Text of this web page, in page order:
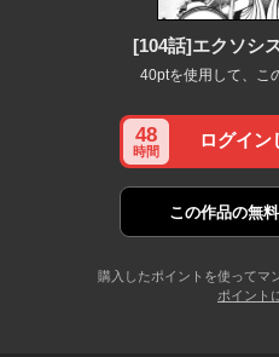
[104話]エクソシ
40ptを使用して、こ
48
時間
ログイン
この作品の無
購入したポイントを使ってマ
ポイント